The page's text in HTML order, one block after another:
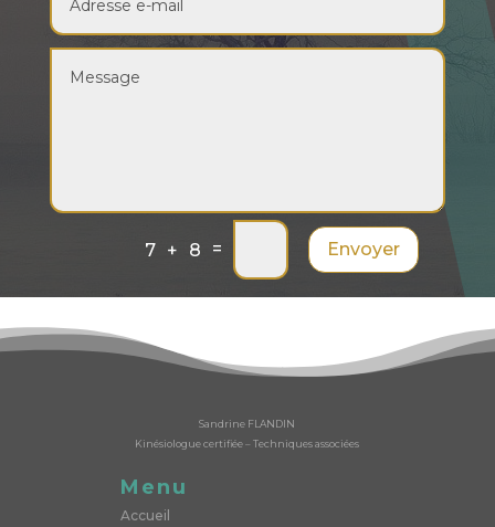
7 + 8 = Envoyer
Sandrine FLANDIN
Kinésiologue certifiée – Techniques associées
Menu
Accueil